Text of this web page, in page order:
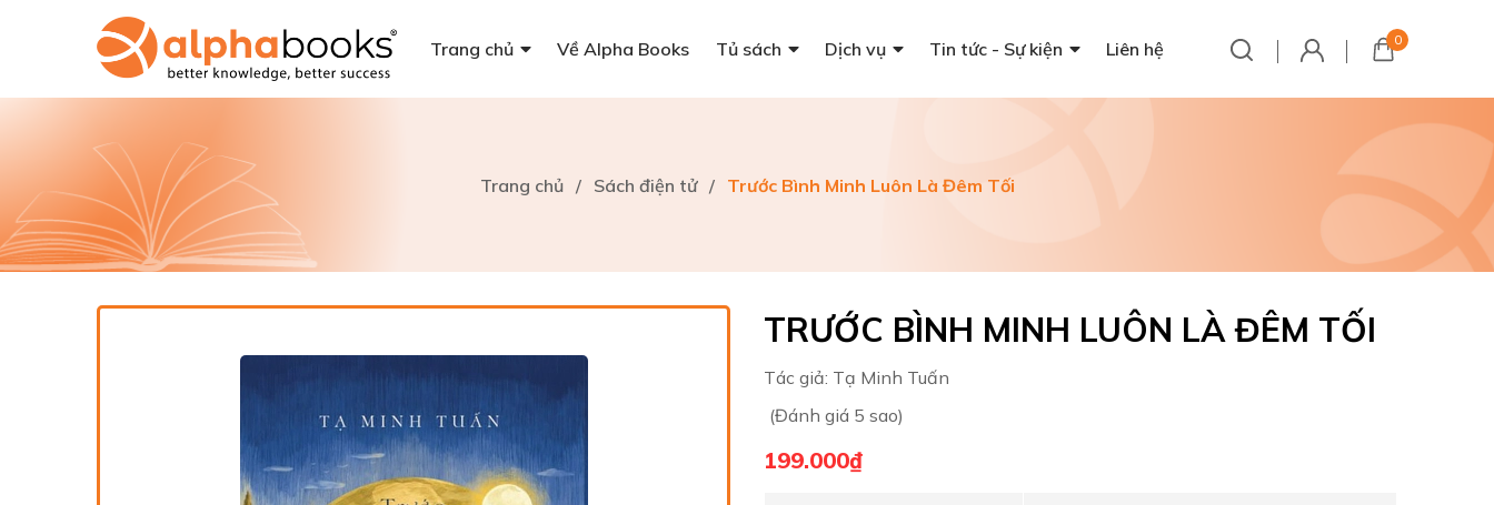
Trang chủ Về Alpha Books Tủ sách Dịch vụ Tin tức - Sự kiện Liên hệ 0
Trang chủ / Sách điện tử / Trước Bình Minh Luôn Là Đêm Tối
TRƯỚC BÌNH MINH LUÔN LÀ ĐÊM TỐI
Tác giả: Tạ Minh Tuấn
(Đánh giá 5 sao)
199.000₫